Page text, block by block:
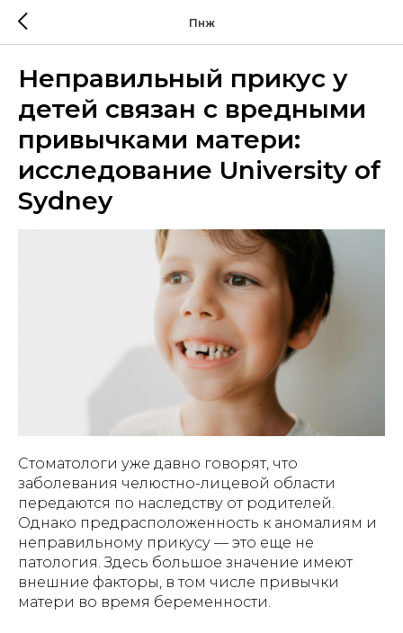
Пнж
Неправильный прикус у
детей связан с вредными
привычками матери:
исследование University of
Sydney
Стоматологи уже давно говорят, что
заболевания челюстно-лицевой области
передаются по наследству от родителей.
Однако предрасположенность к аномалиям и
неправильному прикусу — это еще не
патология. Здесь большое значение имеют
внешние факторы, в том числе привычки
матери во время беременности.